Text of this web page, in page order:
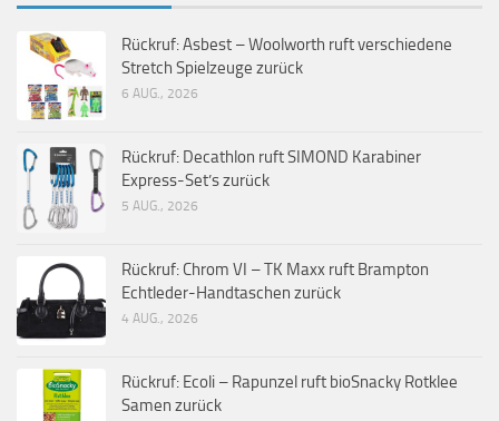
Rückruf: Asbest – Woolworth ruft verschiedene
Stretch Spielzeuge zurück
6 AUG., 2026
Rückruf: Decathlon ruft SIMOND Karabiner
Express-Set’s zurück
5 AUG., 2026
Rückruf: Chrom VI – TK Maxx ruft Brampton
Echtleder-Handtaschen zurück
4 AUG., 2026
Rückruf: Ecoli – Rapunzel ruft bioSnacky Rotklee
Samen zurück